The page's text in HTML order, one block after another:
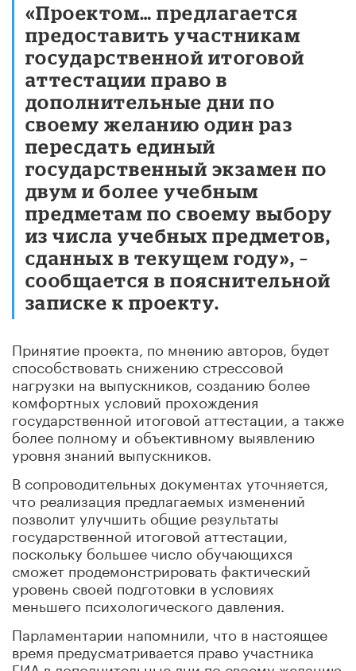
«Проектом… предлагается
предоставить участникам
государственной итоговой
аттестации право в
дополнительные дни по
своему желанию один раз
пересдать единый
государственный экзамен по
двум и более учебным
предметам по своему выбору
из числа учебных предметов,
сданных в текущем году», –
сообщается в пояснительной
записке к проекту.
Принятие проекта, по мнению авторов, будет
способствовать снижению стрессовой
нагрузки на выпускников, созданию более
комфортных условий прохождения
государственной итоговой аттестации, а также
более полному и объективному выявлению
уровня знаний выпускников.
В сопроводительных документах уточняется,
что реализация предлагаемых изменений
позволит улучшить общие результаты
государственной итоговой аттестации,
поскольку большее число обучающихся
сможет продемонстрировать фактический
уровень своей подготовки в условиях
меньшего психологического давления.
Парламентарии напомнили, что в настоящее
время предусматривается право участника